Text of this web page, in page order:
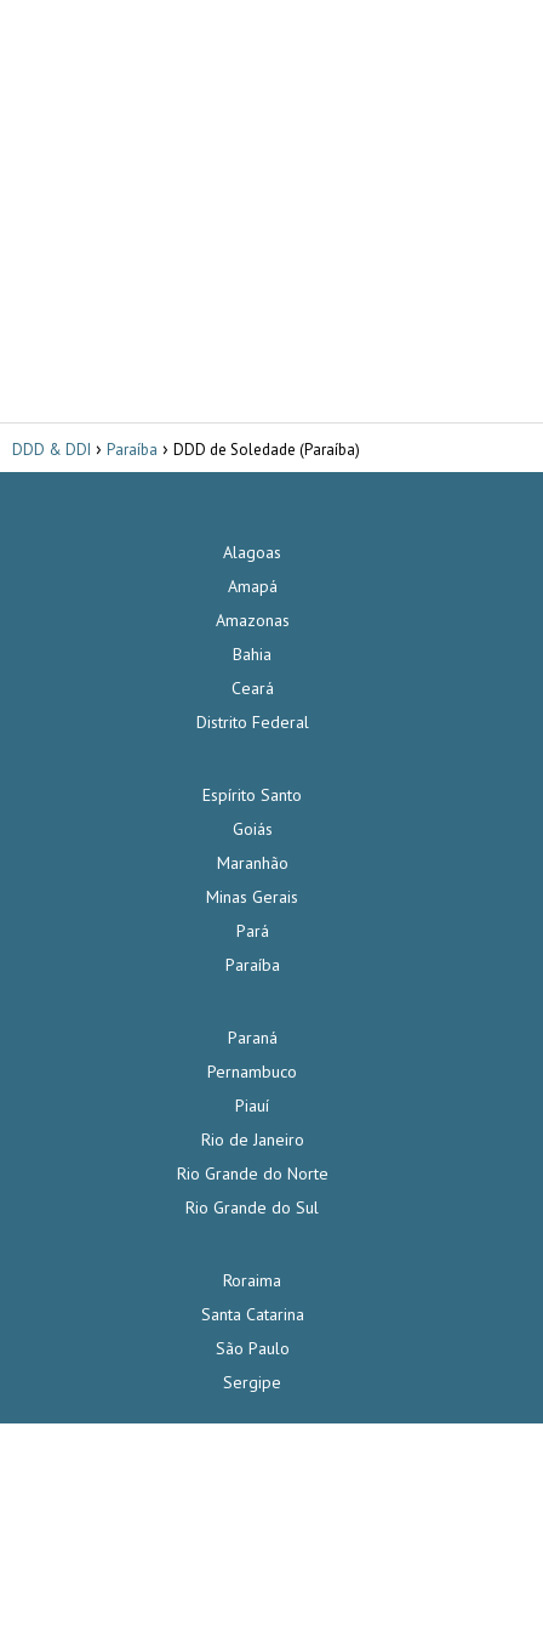
DDD & DDI Paraíba DDD de Soledade (Paraíba)
Alagoas
Amapá
Amazonas
Bahia
Ceará
Distrito Federal
Espírito Santo
Goiás
Maranhão
Minas Gerais
Pará
Paraíba
Paraná
Pernambuco
Piauí
Rio de Janeiro
Rio Grande do Norte
Rio Grande do Sul
Roraima
Santa Catarina
São Paulo
Sergipe